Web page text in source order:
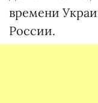
времени
России.